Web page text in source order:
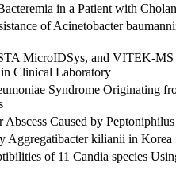
in a Patient with
of Acinetobacter
MicroIDSys, and VITEK-MS
Clinical Laboratory
Syndrome Originating
Caused by Peptoniphilus
Aggregatibacter kilianii in Korea
of 11 Candia species